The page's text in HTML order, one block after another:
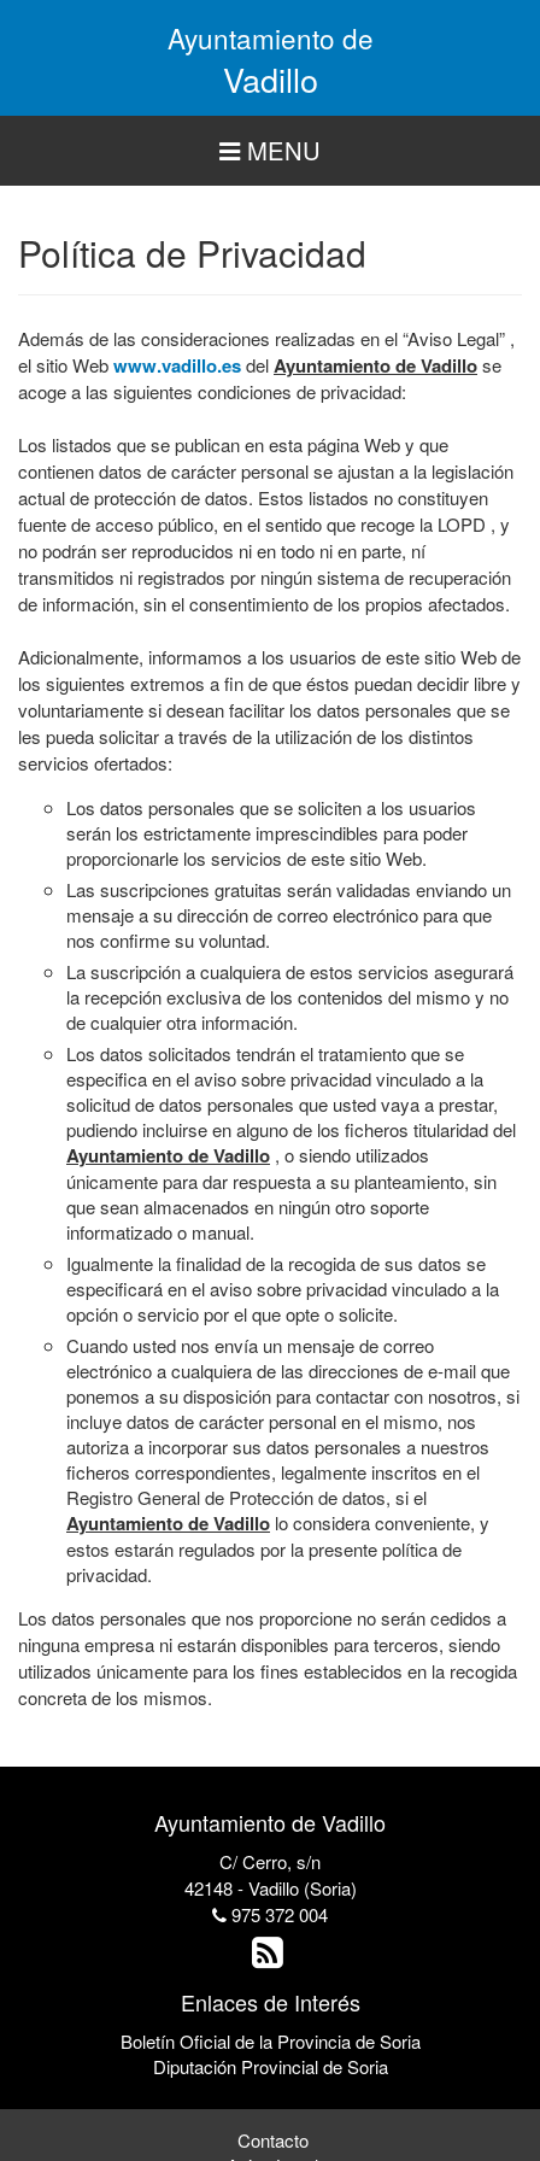
Ayuntamiento de
Vadillo
MENU
Política de Privacidad
Además de las consideraciones realizadas en el “Aviso Legal” ,
el sitio Webwww.vadillo.esdelAyuntamiento de Vadillose
acoge a las siguientes condiciones de privacidad:
Los listados que se publican en esta página Web y que
contienen datos de carácter personal se ajustan a la legislación
actual de protección de datos. Estos listados no constituyen
fuente de acceso público, en el sentido que recoge la LOPD , y
no podrán ser reproducidos ni en todo ni en parte, ní
transmitidos ni registrados por ningún sistema de recuperación
de información, sin el consentimiento de los propios afectados.
Adicionalmente, informamos a los usuarios de este sitio Web de
los siguientes extremos a fin de que éstos puedan decidir libre y
voluntariamente si desean facilitar los datos personales que se
les pueda solicitar a través de la utilización de los distintos
servicios ofertados:
Los datos personales que se soliciten a los usuarios
serán los estrictamente imprescindibles para poder
proporcionarle los servicios de este sitio Web.
Las suscripciones gratuitas serán validadas enviando un
mensaje a su dirección de correo electrónico para que
nos confirme su voluntad.
La suscripción a cualquiera de estos servicios asegurará
la recepción exclusiva de los contenidos del mismo y no
de cualquier otra información.
Los datos solicitados tendrán el tratamiento que se
especifica en el aviso sobre privacidad vinculado a la
solicitud de datos personales que usted vaya a prestar,
pudiendo incluirse en alguno de los ficheros titularidad del
Ayuntamiento de Vadillo , o siendo utilizados
únicamente para dar respuesta a su planteamiento, sin
que sean almacenados en ningún otro soporte
informatizado o manual.
Igualmente la finalidad de la recogida de sus datos se
especificará en el aviso sobre privacidad vinculado a la
opción o servicio por el que opte o solicite.
Cuando usted nos envía un mensaje de correo
electrónico a cualquiera de las direcciones de e-mail que
ponemos a su disposición para contactar con nosotros, si
incluye datos de carácter personal en el mismo, nos
autoriza a incorporar sus datos personales a nuestros
ficheros correspondientes, legalmente inscritos en el
Registro General de Protección de datos, si el
Ayuntamiento de Vadillo lo considera conveniente, y
estos estarán regulados por la presente política de
privacidad.
Los datos personales que nos proporcione no serán cedidos a
ninguna empresa ni estarán disponibles para terceros, siendo
utilizados únicamente para los fines establecidos en la recogida
concreta de los mismos.
Ayuntamiento de Vadillo
C/ Cerro, s/n
42148 - Vadillo (Soria)
975 372 004
Enlaces de Interés
Boletín Oficial de la Provincia de Soria
Diputación Provincial de Soria
Contacto